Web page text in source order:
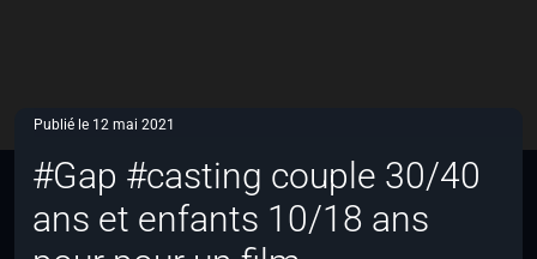
Publié le 12 mai 2021
#Gap #casting couple 30/40
ans et enfants 10/18 ans